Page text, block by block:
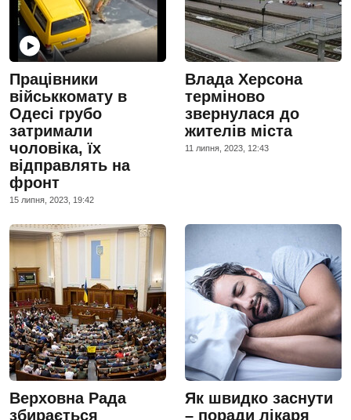
Працівники
військкомату в
Одесі грубо
затримали
чоловіка, їх
відправлять на
фронт
15 липня, 2023, 19:42
Влада Херсона
терміново
звернулася до
жителів міста
11 липня, 2023, 12:43
Верховна Рада
збирається
Як швидко заснути
– поради лікаря